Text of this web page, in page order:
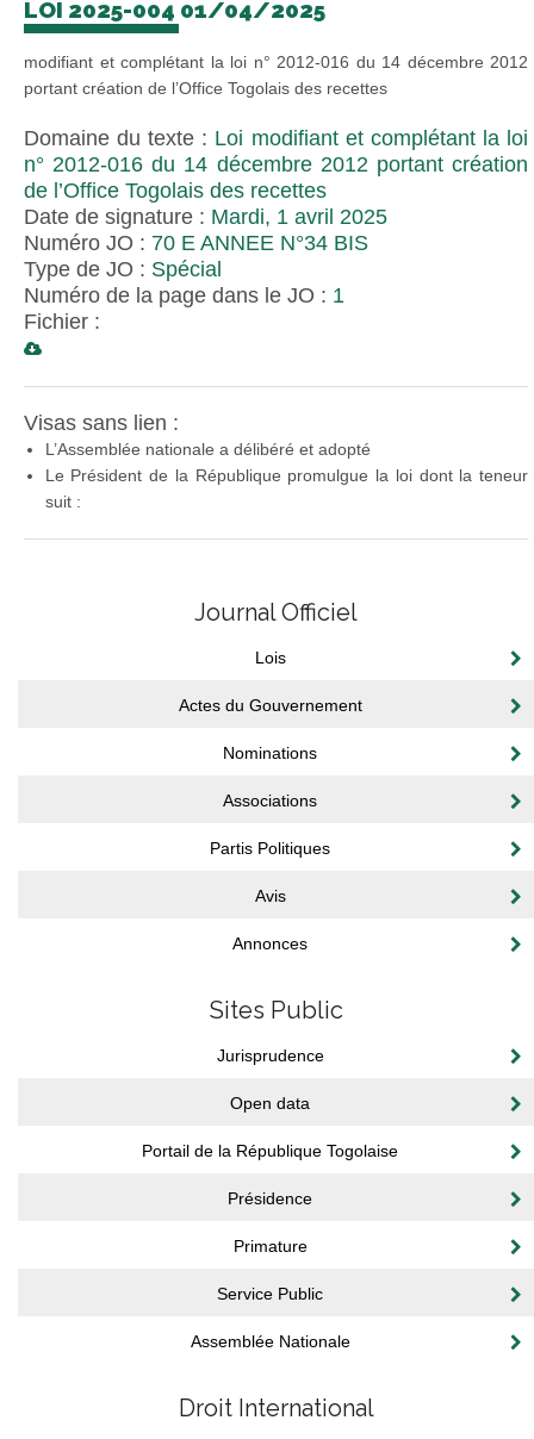
LOI 2025-004 01/04/2025
modifiant et complétant la loi n° 2012-016 du 14 décembre 2012
portant création de l’Office Togolais des recettes
Domaine du texte : Loi modifiant et complétant la loi
n° 2012-016 du 14 décembre 2012 portant création
de l’Office Togolais des recettes
Date de signature : Mardi, 1 avril 2025
Numéro JO : 70 E ANNEE N°34 BIS
Type de JO : Spécial
Numéro de la page dans le JO : 1
Fichier :
Visas sans lien :
L’Assemblée nationale a délibéré et adopté
Le Président de la République promulgue la loi dont la teneur
suit :
Journal Officiel
Lois
Actes du Gouvernement
Nominations
Associations
Partis Politiques
Avis
Annonces
Sites Public
Jurisprudence
Open data
Portail de la République Togolaise
Présidence
Primature
Service Public
Assemblée Nationale
Droit International